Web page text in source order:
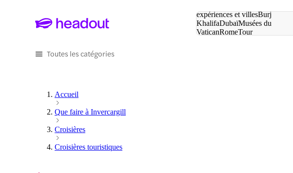
expériences et villesBurj
KhalifaDubaïMusées du
VaticanRomeTour
Toutes les catégories
Accueil
Que faire à Invercargill
Croisières
Croisières touristiques